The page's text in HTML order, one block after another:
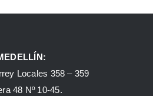
Locales 358 – 359
48 Nº 10-45.